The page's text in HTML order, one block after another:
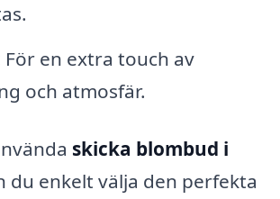
För en extra touch av
och atmosfär.
skicka blombud i
du enkelt välja den perfekta